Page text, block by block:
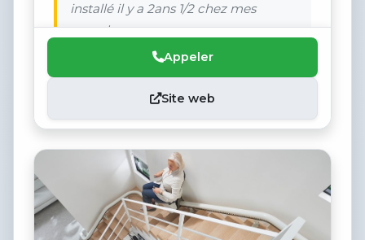
installé il y a 2ans 1/2 chez mes
parents.
Appeler
Site web